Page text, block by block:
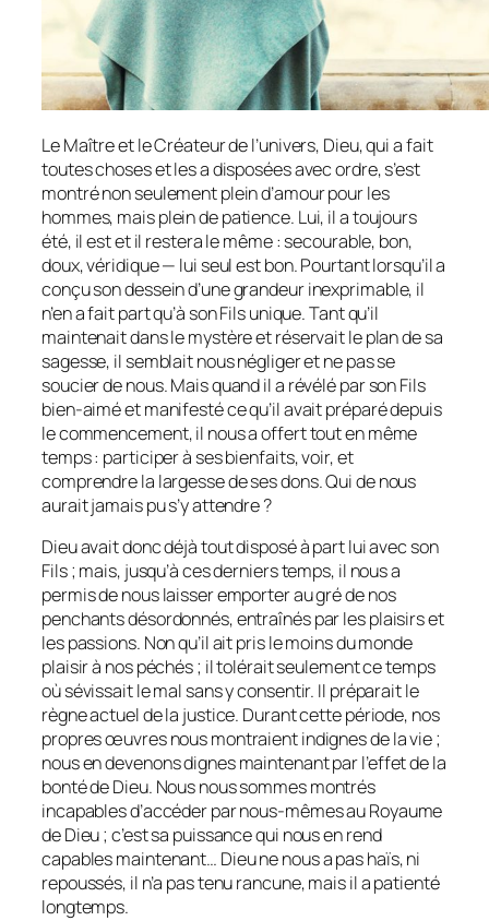
Le Maître et le Créateur de l’univers, Dieu, qui a fait
toutes choses et les a disposées avec ordre, s’est
montré non seulement plein d’amour pour les
hommes, mais plein de patience. Lui, il a toujours
été, il est et il restera le même : secourable, bon,
doux, véridique — lui seul est bon. Pourtant lorsqu’il a
conçu son dessein d’une grandeur inexprimable, il
n’en a fait part qu’à son Fils unique. Tant qu’il
maintenait dans le mystère et réservait le plan de sa
sagesse, il semblait nous négliger et ne pas se
soucier de nous. Mais quand il a révélé par son Fils
bien-aimé et manifesté ce qu’il avait préparé depuis
le commencement, il nous a offert tout en même
temps : participer à ses bienfaits, voir, et
comprendre la largesse de ses dons. Qui de nous
aurait jamais pu s’y attendre ?
Dieu avait donc déjà tout disposé à part lui avec son
Fils ; mais, jusqu’à ces derniers temps, il nous a
permis de nous laisser emporter au gré de nos
penchants désordonnés, entraînés par les plaisirs et
les passions. Non qu’il ait pris le moins du monde
plaisir à nos péchés ; il tolérait seulement ce temps
où sévissait le mal sans y consentir. Il préparait le
règne actuel de la justice. Durant cette période, nos
propres œuvres nous montraient indignes de la vie ;
nous en devenons dignes maintenant par l’effet de la
bonté de Dieu. Nous nous sommes montrés
incapables d’accéder par nous-mêmes au Royaume
de Dieu ; c’est sa puissance qui nous en rend
capables maintenant… Dieu ne nous a pas haïs, ni
repoussés, il n’a pas tenu rancune, mais il a patienté
longtemps.